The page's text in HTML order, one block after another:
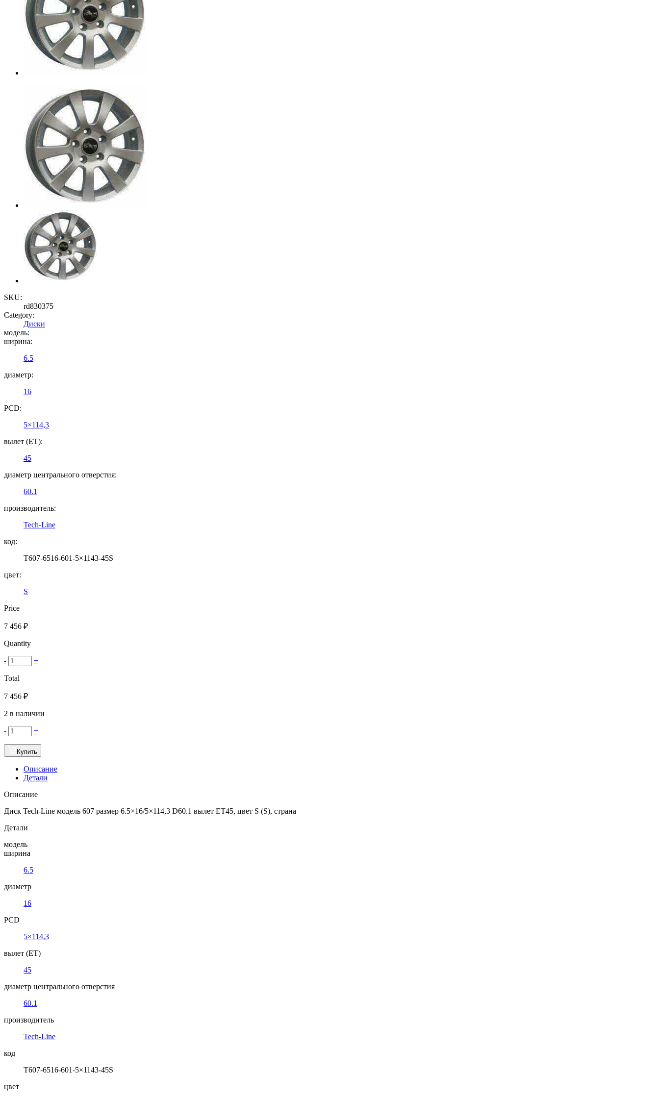
SKU:
rd830375
Category:
Диски
модель:
ширина:
6.5
диаметр:
16
PCD:
5×114,3
вылет (ET):
45
диаметр центрального отверстия:
60.1
производитель:
Tech-Line
код:
T607-6516-601-5×1143-45S
цвет:
S
Price
7 456 ₽
Quantity
- +
Total
7 456 ₽
2 в наличии
- +
Купить
Описание
Детали
Описание
Диск Tech-Line модель 607 размер 6.5×16/5×114,3 D60.1 вылет ET45, цвет S (S), страна
Детали
модель
ширина
6.5
диаметр
16
PCD
5×114,3
вылет (ET)
45
диаметр центрального отверстия
60.1
производитель
Tech-Line
код
T607-6516-601-5×1143-45S
цвет